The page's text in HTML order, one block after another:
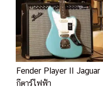
Fender Player II Jaguar
กีตาร์ไฟฟ้า